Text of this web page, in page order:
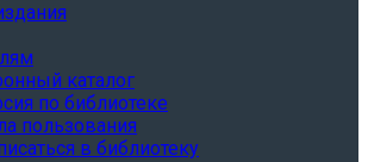
каталог
по библиотеке
пользования
в библиотеку